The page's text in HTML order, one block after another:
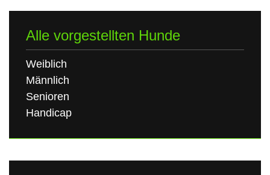
Alle vorgestellten Hunde
Weiblich
Männlich
Senioren
Handicap